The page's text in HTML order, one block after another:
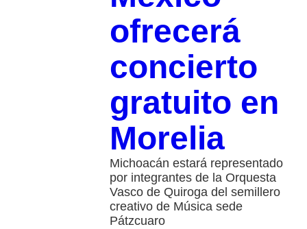
ofrecerá
concierto
gratuito en
Morelia
Michoacán estará representado
por integrantes de la Orquesta
Vasco de Quiroga del semillero
creativo de Música sede
Pátzcuaro